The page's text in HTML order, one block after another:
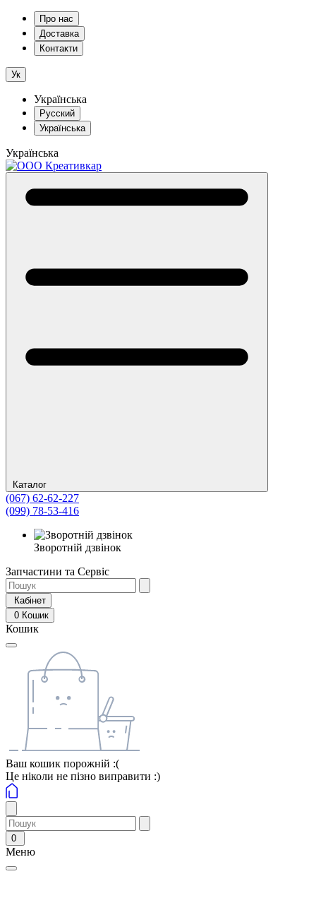
Про нас
Доставка
Контакти
Ук
Українська
Русский
Українська
Українська
Каталог
(067) 62-62-227
(099) 78-53-416
Зворотній дзвінок
Запчастини та Сервіс
Кабінет
0 Кошик
Кошик
Ваш кошик порожній :(
Це ніколи не пізно виправити :)
0
Меню